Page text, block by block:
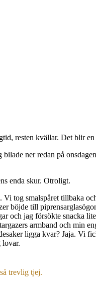
resten kvällar. Det blir
ner redan på
enda skur. Otroligt.
tog smalspåret tillbaka
böjde till
och jag försökte snacka
armband och min
ligga kvar? Jaja.
lovar.
trevlig tjej.